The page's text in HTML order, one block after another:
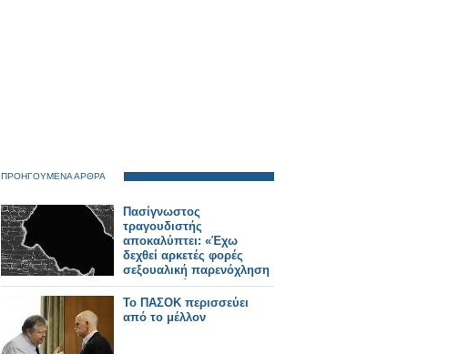
ΠΡΟΗΓΟΥΜΕΝΑ ΑΡΘΡΑ
Πασίγνωστος
τραγουδιστής
αποκαλύπτει: «Έχω
δεχθεί αρκετές φορές
σεξουαλική παρενόχληση
στην πορεία μου…»
Το ΠΑΣΟΚ περισσεύει
από το μέλλον